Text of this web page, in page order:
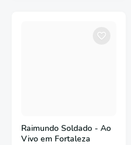
Raimundo Soldado - Ao
Vivo em Fortaleza